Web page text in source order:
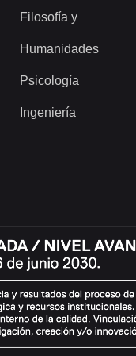
Filosofía y
Humanidades
Psicología
Ingeniería